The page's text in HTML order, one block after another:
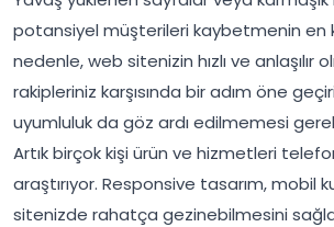
potansiyel müşterileri kaybetmenin en
nedenle, web sitenizin hızlı ve anlaşılır
rakipleriniz karşısında bir adım öne
uyumluluk da göz ardı edilmemesi
Artık birçok kişi ürün ve hizmetleri
araştırıyor. Responsive tasarım, mobil
sitenizde rahatça gezinebilmesini